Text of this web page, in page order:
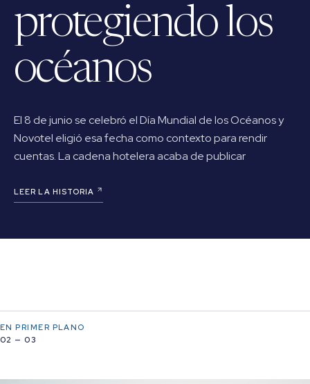
protegiendo los
océanos
El 8 de junio se celebró el Día Mundial de los Océanos y
Novotel eligió esa fecha como contexto para rendir
cuentas. La cadena hotelera acaba de publicar
LEER LA HISTORIA
EN PRIMER PLANO
02 — 03